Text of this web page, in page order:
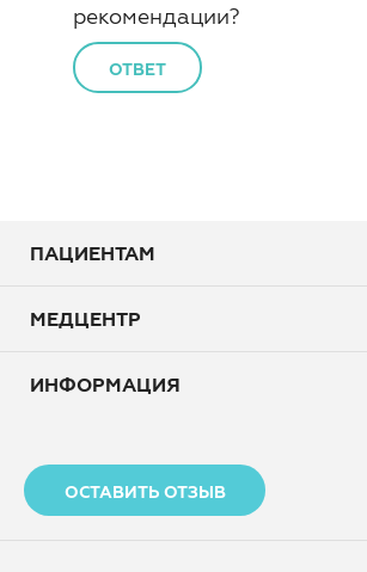
рекомендации?
ОТВЕТ
ПАЦИЕНТАМ
МЕДЦЕНТР
ИНФОРМАЦИЯ
ОСТАВИТЬ ОТЗЫВ